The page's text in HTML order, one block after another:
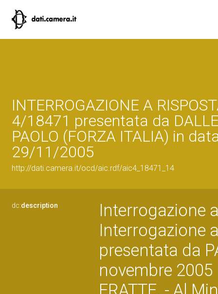
INTERROGAZIONE A
4/18471 presentata da
PAOLO (FORZA ITALIA) in
29/11/2005
http://dati.camera.it/ocd/aic.rdf/aic4_18471_14
dc:description
Interrogazione
Interrogazione
presentata da
novembre
FRATTE. - Al